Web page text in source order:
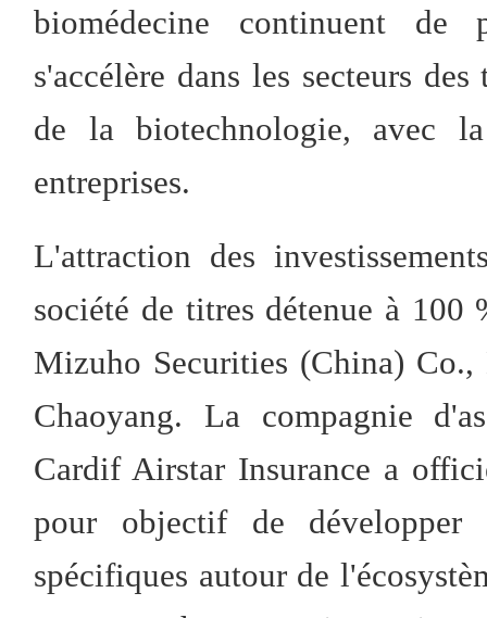
biomédecine continuent de
s'accélère dans les secteurs
de la biotechnologie, avec
entreprises.
L'attraction des
société de titres détenue à 100
Mizuho Securities (China)
Chaoyang. La compagnie
Cardif Airstar Insurance a
pour objectif de développer
spécifiques autour de